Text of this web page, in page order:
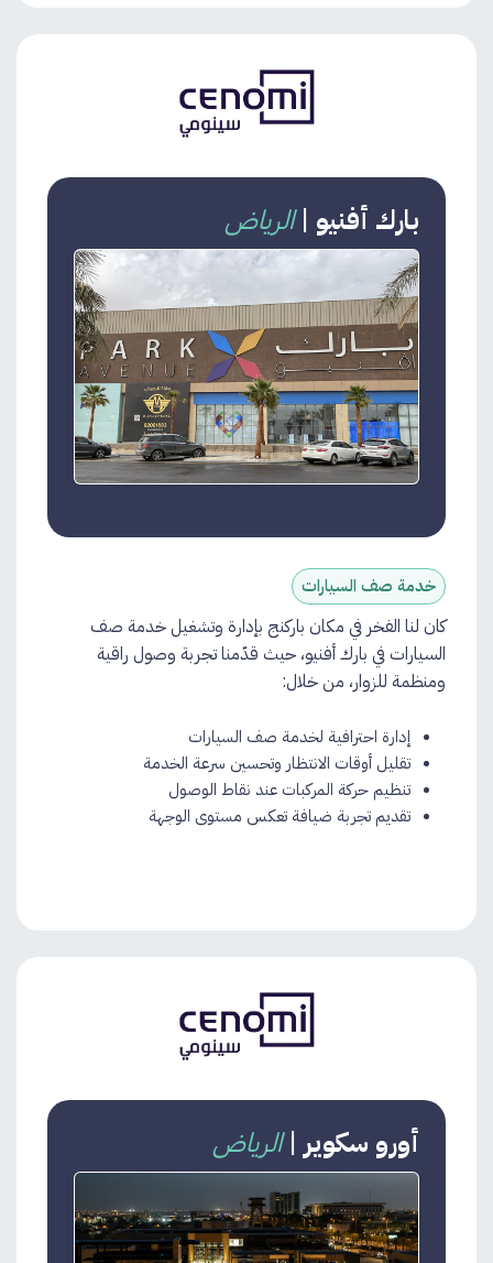
بارك أفنيو | الرياض
خدمة صف السيارات
كان لنا الفخر في مكان باركنج بإدارة وتشغيل خدمة صف
السيارات في بارك أفنيو، حيث قدّمنا تجربة وصول راقية
ومنظمة للزوار، من خلال:
إدارة احترافية لخدمة صف السيارات
تقليل أوقات الانتظار وتحسين سرعة الخدمة
تنظيم حركة المركبات عند نقاط الوصول
تقديم تجربة ضيافة تعكس مستوى الوجهة
أورو سكوير | الرياض